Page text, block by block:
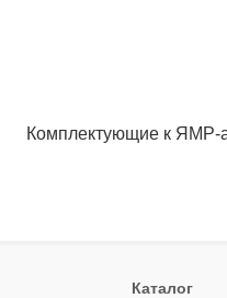
Комплектующие к ЯМР-
Каталог